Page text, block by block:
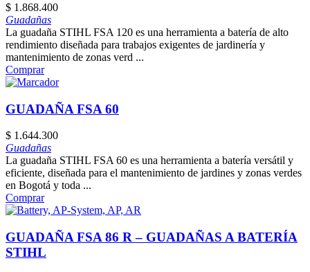
$ 1.868.400
Guadañas
La guadaña STIHL FSA 120 es una herramienta a batería de alto
rendimiento diseñada para trabajos exigentes de jardinería y
mantenimiento de zonas verd ...
Comprar
GUADAÑA FSA 60
$ 1.644.300
Guadañas
La guadaña STIHL FSA 60 es una herramienta a batería versátil y
eficiente, diseñada para el mantenimiento de jardines y zonas verdes
en Bogotá y toda ...
Comprar
GUADAÑA FSA 86 R – GUADAÑAS A BATERÍA
STIHL